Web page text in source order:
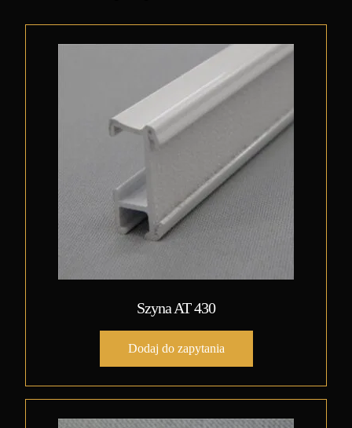
Szyna AT 430
Dodaj do zapytania